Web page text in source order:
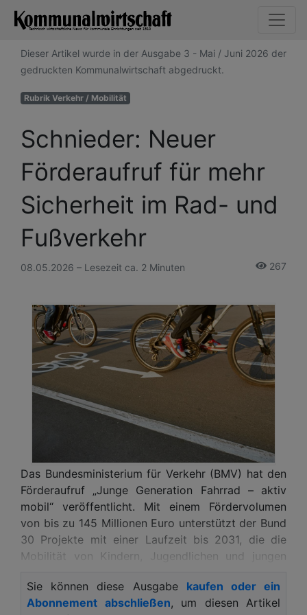
Dieser Artikel wurde in der Ausgabe 3 - Mai / Juni 2026 der
gedruckten Kommunalwirtschaft abgedruckt.
Rubrik Verkehr / Mobilität
Schnieder: Neuer
Förderaufruf für mehr
Sicherheit im Rad- und
Fußverkehr
08.05.2026 – Lesezeit ca. 2 Minuten 267
Das Bundesministerium für Verkehr (BMV) hat den
Förderaufruf „Junge Generation Fahrrad – aktiv
mobil“ veröffentlicht. Mit einem Fördervolumen
von bis zu 145 Millionen Euro unterstützt der Bund
30 Projekte mit einer Laufzeit bis 2031, die die
Mobilität von Kindern, Jugendlichen und jungen
und Fußverkehr verbessern.
Sie können diese Ausgabe kaufen oder ein
Abonnement abschließen, um diesen Artikel